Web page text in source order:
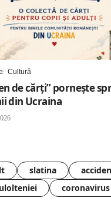
Cultură
de cărți” pornește
din Ucraina
slatina
coronavirus